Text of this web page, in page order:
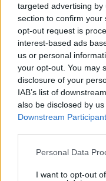
targeted advertising
section to confirm your
opt-out request is
interest-based ads
us or personal
your opt-out. You may
disclosure of your
IAB’s list of
also be disclosed by
Downstream
Please note that this
not limited to your visit
Personal Data
I want to opt-out
αν και στην καρδιά
προσβάσιμη με
έπαιξε
γραφικότητας και
Πλάκα σφύζει από
πολυάριθμες
τα αξιοθέατά της
Πολλές μικρές
χαμάμ και το